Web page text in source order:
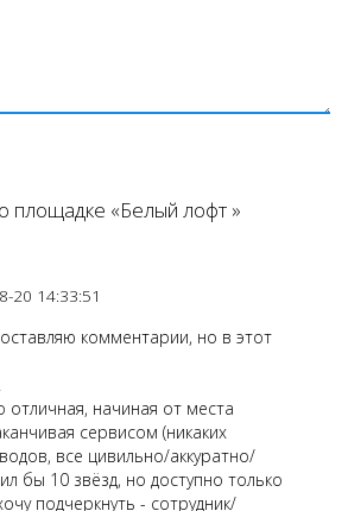
площадке «Белый лофт »
20 14:33:51
комментарии, но в этот
отличная, начиная от места
сервисом (никаких
все цивильно/аккуратно/
бы 10 звёзд, но доступно только
подчеркнуть - сотрудник/